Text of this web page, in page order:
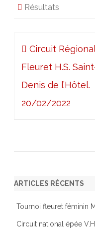
Résultats
Navigation
de
l’article
Circuit Régional
Fleuret H.S.
Denis de l’Hôtel.
20/02/2022
ARTICLES RÉCENTS
Tournoi fleuret féminin
Circuit national épée